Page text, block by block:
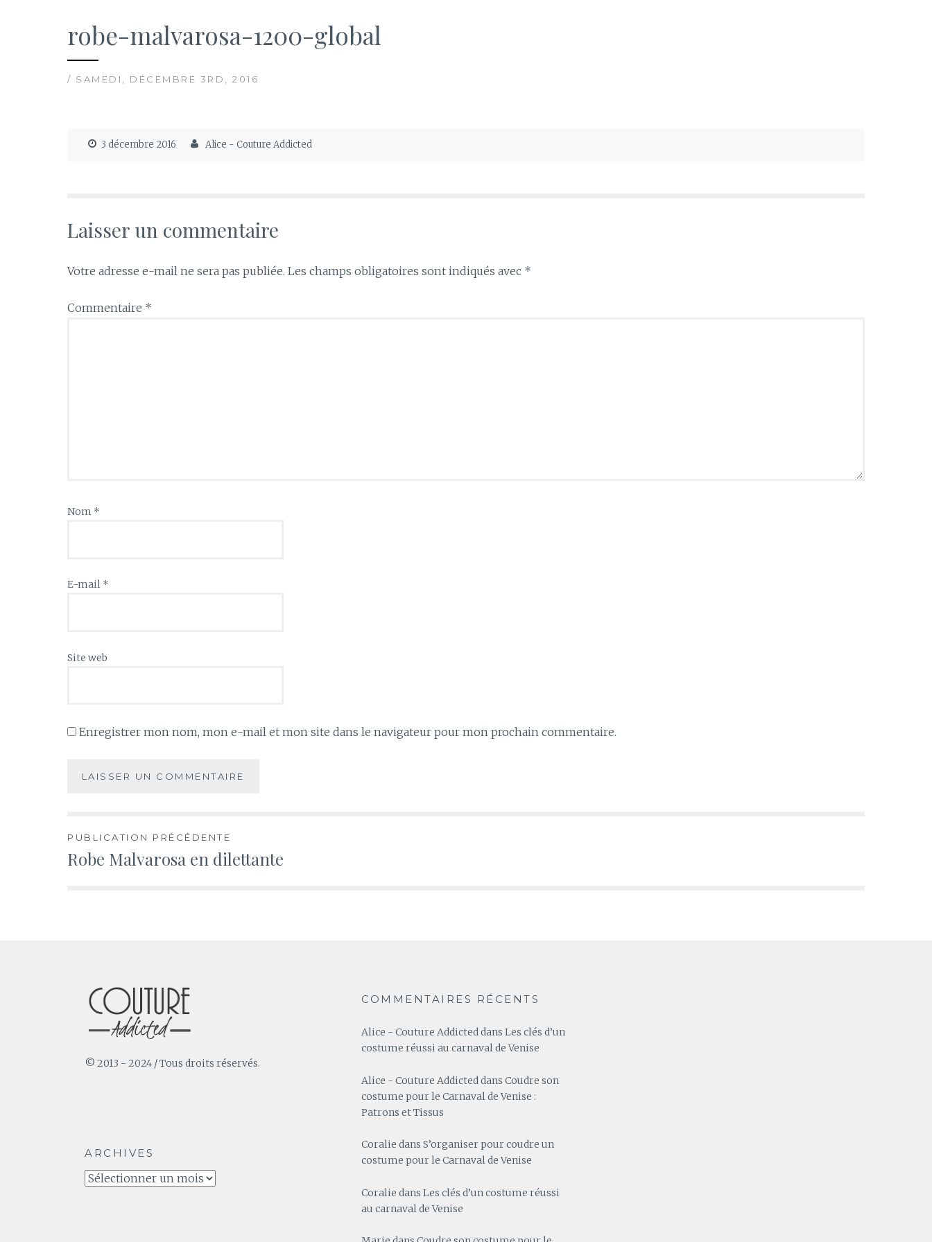
robe-malvarosa-1200-global
/ SAMEDI, DÉCEMBRE 3RD, 2016
3 décembre 2016 Alice - Couture Addicted
Laisser un commentaire
Votre adresse e-mail ne sera pas publiée. Les champs obligatoires sont indiqués avec *
Commentaire *
Nom *
E-mail *
Site web
Enregistrer mon nom, mon e-mail et mon site dans le navigateur pour mon prochain commentaire.
Navigation
PUBLICATION PRÉCÉDENTE
Robe Malvarosa en dilettante
© 2013 - 2024 / Tous droits réservés.
ARCHIVES
Archives
COMMENTAIRES RÉCENTS
Alice - Couture Addicteddans Les clés d’un
costume réussi au carnaval de Venise
Alice - Couture Addicteddans Coudre son
costume pour le Carnaval de Venise :
Patrons et Tissus
Coralie dans S’organiser pour coudre un
costume pour le Carnaval de Venise
Coralie dans Les clés d’un costume réussi
au carnaval de Venise